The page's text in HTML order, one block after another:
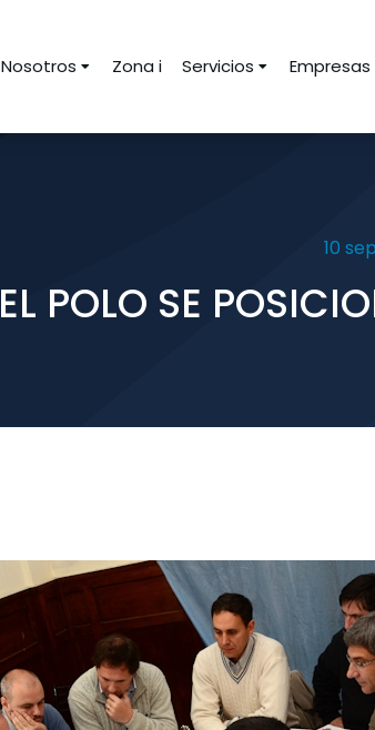
Nosotros Zona i Servicios Empresas
10
EL POLO SE